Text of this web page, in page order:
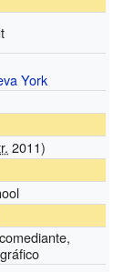
York
2011)